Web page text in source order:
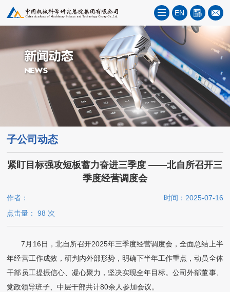
EN
子公司动态
紧盯目标强攻短板蓄力奋进三季度 ——北自所召开三
季度经营调度会
作者：
时间：2025-07-16
点击量：98 次
7月16日，北自所召开2025年三季度经营调度会，全面总结上半
年经营工作成效，研判内外部形势，明确下半年工作重点，动员全体
干部员工提振信心、凝心聚力，坚决实现全年目标。公司外部董事、
党政领导班子、中层干部共计80余人参加会议。